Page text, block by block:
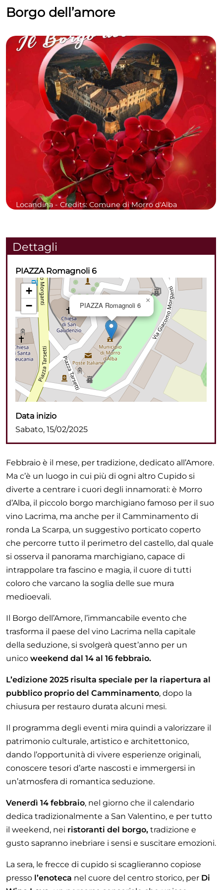
Borgo dell’amore
Locandina - Credits: Comune di Morro d'Alba
Dettagli
PIAZZA Romagnoli 6
PIAZZA Romagnoli 6
×
+
−
Data inizio
Sabato, 15/02/2025
Febbraio è il mese, per tradizione, dedicato all’Amore.
Ma c’è un luogo in cui più di ogni altro Cupido si
diverte a centrare i cuori degli innamorati: è Morro
d’Alba, il piccolo borgo marchigiano famoso per il suo
vino Lacrima, ma anche per il Camminamento di
ronda La Scarpa, un suggestivo porticato coperto
che percorre tutto il perimetro del castello, dal quale
si osserva il panorama marchigiano, capace di
intrappolare tra fascino e magia, il cuore di tutti
coloro che varcano la soglia delle sue mura
medioevali.
Il Borgo dell’Amore, l’immancabile evento che
trasforma il paese del vino Lacrima nella capitale
della seduzione, si svolgerà quest’anno per un
unico weekend dal 14 al 16 febbraio.
L’edizione 2025 risulta speciale per la riapertura al
pubblico proprio del Camminamento, dopo la
chiusura per restauro durata alcuni mesi.
Il programma degli eventi mira quindi a valorizzare il
patrimonio culturale, artistico e architettonico,
dando l’opportunità di vivere esperienze originali,
conoscere tesori d’arte nascosti e immergersi in
un’atmosfera di romantica seduzione.
Venerdì 14 febbraio, nel giorno che il calendario
dedica tradizionalmente a San Valentino, e per tutto
il weekend, nei ristoranti del borgo, tradizione e
gusto sapranno inebriare i sensi e suscitare emozioni.
La sera, le frecce di cupido si scaglieranno copiose
presso l’enoteca nel cuore del centro storico, per Di